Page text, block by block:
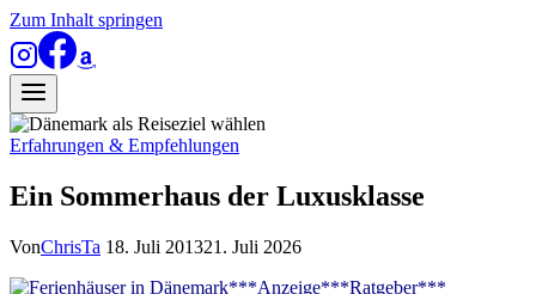
Zum Inhalt springen
Erfahrungen & Empfehlungen
Ein Sommerhaus der Luxusklasse
VonChrisTa 18. Juli 201321. Juli 2026
***Anzeige***Ratgeber***